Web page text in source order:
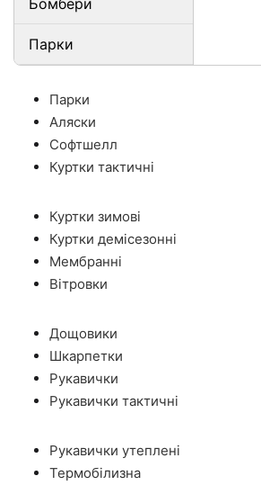
Бомбери
Парки
Парки
Аляски
Софтшелл
Куртки тактичні
Куртки зимові
Куртки демісезонні
Мембранні
Вітровки
Дощовики
Шкарпетки
Рукавички
Рукавички тактичні
Рукавички утеплені
Термобілизна